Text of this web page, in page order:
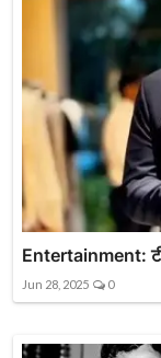
Entertainment:
Jun 28, 2025 0